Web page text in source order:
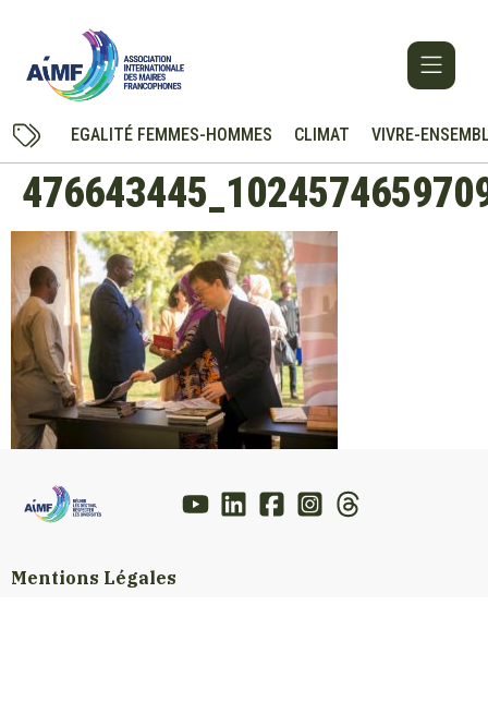
EGALITÉ FEMMES-HOMMES CLIMAT VIVRE-
Mentions Légales